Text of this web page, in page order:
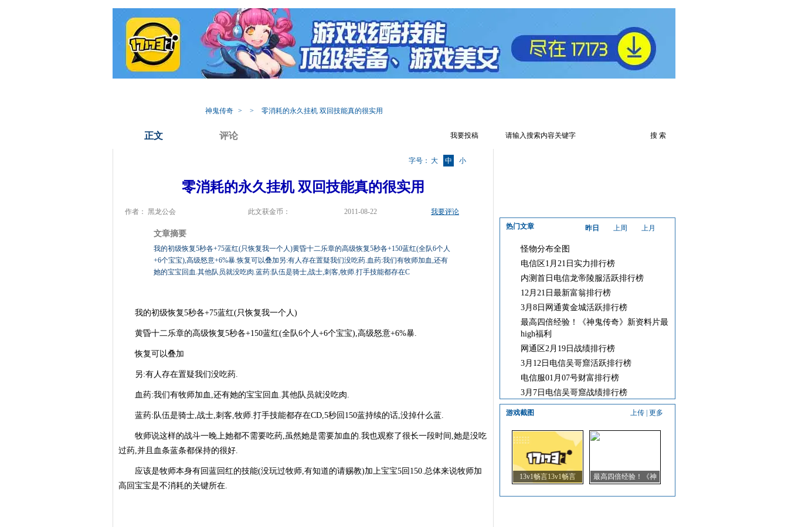
神鬼传奇 > > 零消耗的永久挂机 双回技能真的很实用
正文 评论 我要投稿
字号： 大 中 小
零消耗的永久挂机 双回技能真的很实用
作者： 黑龙公会 此文获金币： 2011-08-22 我要评论
文章摘要
我的初级恢复5秒各+75蓝红(只恢复我一个人)黄昏十二乐章的高级恢复5秒各+150蓝红(全队6个人
+6个宝宝),高级怒意+6%暴.恢复可以叠加另:有人存在置疑我们没吃药.血药:我们有牧师加血,还有
她的宝宝回血.其他队员就没吃肉.蓝药:队伍是骑士,战士,刺客,牧师.打手技能都存在C
我的初级恢复5秒各+75蓝红(只恢复我一个人)
黄昏十二乐章的高级恢复5秒各+150蓝红(全队6个人+6个宝宝),高级怒意+6%暴.
恢复可以叠加
另:有人存在置疑我们没吃药.
血药:我们有牧师加血,还有她的宝宝回血.其他队员就没吃肉.
蓝药:队伍是骑士,战士,刺客,牧师.打手技能都存在CD,5秒回150蓝持续的话,没掉什么蓝.
牧师说这样的战斗一晚上她都不需要吃药,虽然她是需要加血的.我也观察了很长一段时间,她是没吃
过药,并且血条蓝条都保持的很好.
应该是牧师本身有回蓝回红的技能(没玩过牧师,有知道的请赐教)加上宝宝5回150.总体来说牧师加
高回宝宝是不消耗的关键所在.
热门文章 昨日 上周 上月
怪物分布全图
电信区1月21日实力排行榜
内测首日电信龙帝陵服活跃排行榜
12月21日最新富翁排行榜
3月8日网通黄金城活跃排行榜
最高四倍经验！《神鬼传奇》新资料片最
high福利
网通区2月19日战绩排行榜
3月12日电信吴哥窟活跃排行榜
电信服01月07号财富排行榜
3月7日电信吴哥窟战绩排行榜
上传 更多
游戏截图
13v1畅言13v1畅言
最高四倍经验！《神